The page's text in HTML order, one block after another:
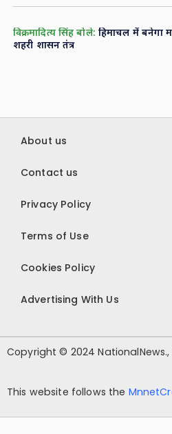
विक्रमादित्य सिंह बोले: हिमाचल में बनेगा
शहरी शासन तंत्र
About us
Contact us
Privacy Policy
Terms of Use
Cookies Policy
Advertising With Us
Copyright © 2024 NationalNews.,
This website follows the